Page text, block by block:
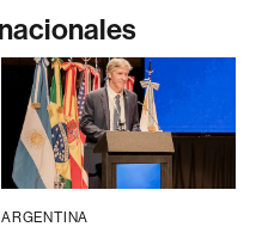
ARGENTINA